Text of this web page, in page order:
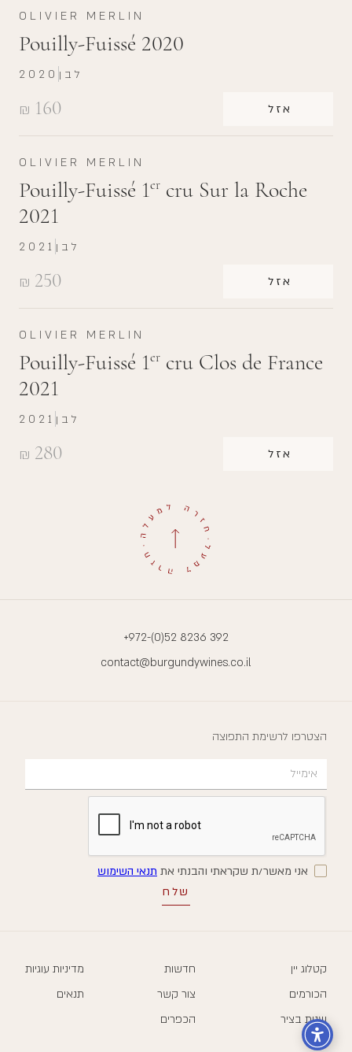
OLIVIER MERLIN
Pouilly-Fuissé 2020
₪ 160 אזל
2020 לבן
OLIVIER MERLIN
Pouilly-Fuissé 1er cru Sur la Roche
2021
₪ 250 אזל
2021 לבן
OLIVIER MERLIN
Pouilly-Fuissé 1er cru Clos de France
2021
₪ 280 אזל
2021 לבן
+972-(0)52 8236 392
contact@burgundywines.co.il
הצטרפו לרשימת התפוצה
אני מאשר/ת שקראתי והבנתי את תנאי השימוש
קטלוג יין
הכורמים
שנות בציר
חדשות
צור קשר
הכפרים
מדיניות עוגיות
תנאים